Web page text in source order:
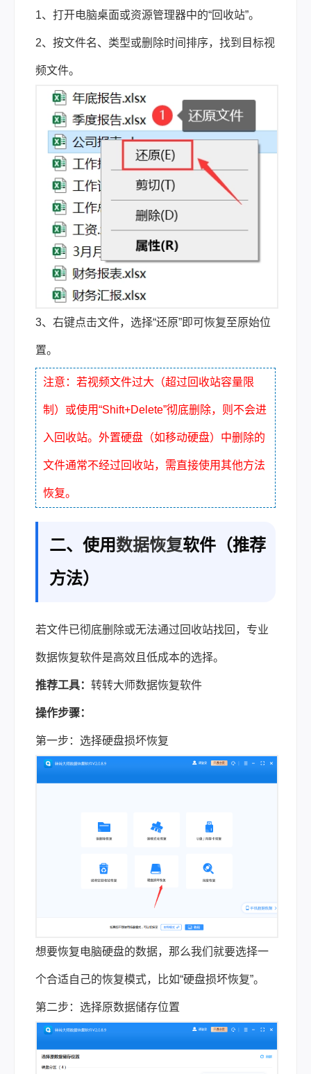
1、打开电脑桌面或资源管理器中的“回收站”。
2、按文件名、类型或删除时间排序，找到目标视
频文件。
3、右键点击文件，选择“还原”即可恢复至原始位
置。
注意：若视频文件过大（超过回收站容量限
制）或使用“Shift+Delete”彻底删除，则不会进
入回收站。外置硬盘（如移动硬盘）中删除的
文件通常不经过回收站，需直接使用其他方法
恢复。
二、使用数据恢复软件（推荐
方法）
若文件已彻底删除或无法通过回收站找回，专业
数据恢复软件是高效且低成本的选择。
推荐工具： 转转大师数据恢复软件
操作步骤：
第一步：选择硬盘损坏恢复
想要恢复电脑硬盘的数据，那么我们就要选择一
个合适自己的恢复模式，比如“硬盘损坏恢复”。
第二步：选择原数据储存位置